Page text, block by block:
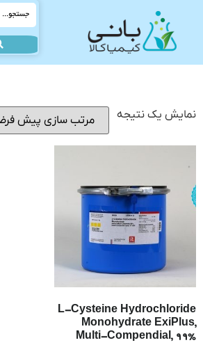
نمایش یک نتیجه
L-Cysteine Hydrochloride
Monohydrate ExiPlus,
Multi-Compendial, 99%